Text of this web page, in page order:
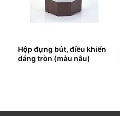
Hộp đựng bút, điều khiển
dáng tròn (màu nâu)